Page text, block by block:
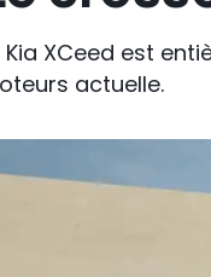
Kia XCeed est
actuelle.